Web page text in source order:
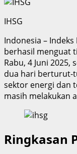
IHSG
Indonesia – Indeks
berhasil menguat
Rabu, 4 Juni
dua hari berturut-
sektor energi dan
masih melakukan
Ringkasan